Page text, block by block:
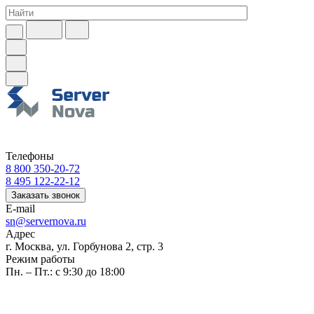
Телефоны
8 800 350-20-72
8 495 122-22-12
Заказать звонок
E-mail
sn@servernova.ru
Адрес
г. Москва, ул. Горбунова 2, стр. 3
Режим работы
Пн. – Пт.: с 9:30 до 18:00